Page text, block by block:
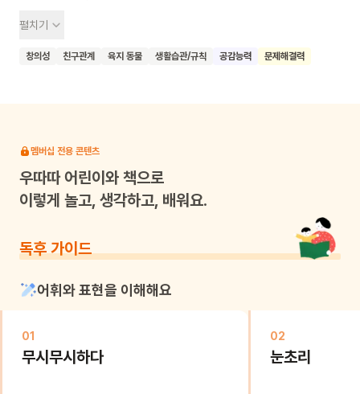
북극곰이 생쥐의 의자에 떡하니 앉아 있는 장면에서 시작해요.
생쥐는 온갖 방법을 동원해 북극곰이 의자에서 일어나도록 꾀어
것을 마음대로 사용하면 어떤 기분이 드는지 자연스레 이해하게
되지요. 잘못된 문제를 재치 있게 해결하는 방법을 알려 주는
유쾌한 그림책을 함께 읽어보아요.
펼치기
창의성 친구관계 육지 동물 생활습관/규칙 공감능력 문제해결력
멤버십 전용 콘텐츠
우따따어린이와 책으로
이렇게 놀고, 생각하고, 배워요.
독후 가이드
어휘와 표현을 이해해요
01
무시무시하다
02
눈초리